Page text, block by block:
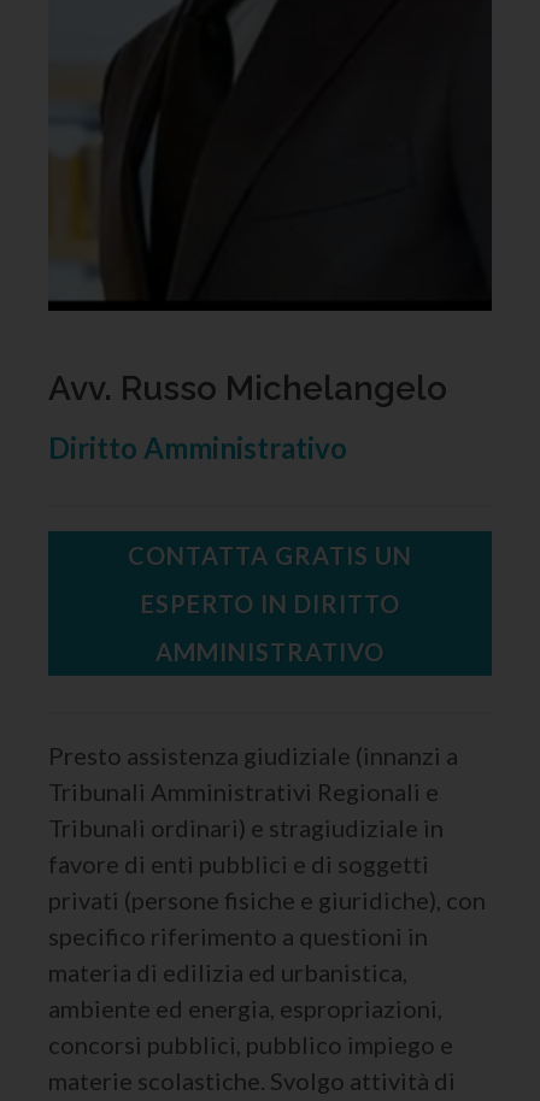
Avv. Russo Michelangelo
Diritto Amministrativo
CONTATTA GRATIS UN
ESPERTO IN DIRITTO
AMMINISTRATIVO
Presto assistenza giudiziale (innanzi a
Tribunali Amministrativi Regionali e
Tribunali ordinari) e stragiudiziale in
favore di enti pubblici e di soggetti
privati (persone fisiche e giuridiche), con
specifico riferimento a questioni in
materia di edilizia ed urbanistica,
ambiente ed energia, espropriazioni,
concorsi pubblici, pubblico impiego e
materie scolastiche. Svolgo attività di